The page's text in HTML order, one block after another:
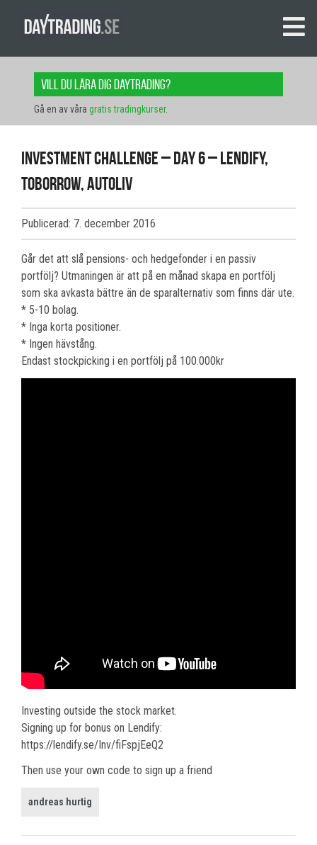
Vill du lära dig daytrading?
Gå en av våra gratis tradingkurser.
Investment Challenge – Day 6 – Lendify,
Toborrow, Autoliv
Publicerad: 7. december 2016
Går det att slå pensions- och hedgefonder i en passiv
portfölj? Utmaningen är att på en månad skapa en portfölj
som ska avkasta bättre än de sparalternativ som finns där ute.
* 5-10 bolag.
* Inga korta positioner.
* Ingen hävstång.
Endast stockpicking i en portfölj på 100.000kr
Investing outside the stock market.
Signing up for bonus on Lendify:
https://lendify.se/Inv/fiFspjEeQ2
Then use your own code to sign up a friend
andreas hurtig